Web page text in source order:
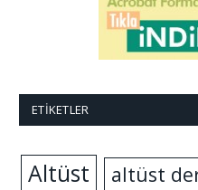
ETIKETLER
Altüst
altüst